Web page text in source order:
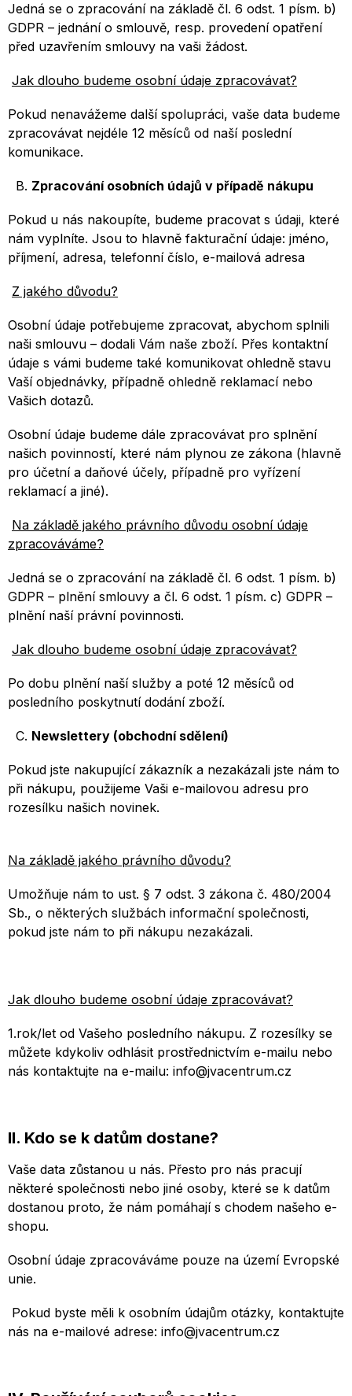
Jedná se o zpracování na základě čl. 6 odst. 1 písm. b)
GDPR – jednání o smlouvě, resp. provedení opatření
před uzavřením smlouvy na vaši žádost.
Jak dlouho budeme osobní údaje zpracovávat?
Pokud nenavážeme další spolupráci, vaše data budeme
zpracovávat nejdéle 12 měsíců od naší poslední
komunikace.
B. Zpracování osobních údajů v případě nákupu
Pokud u nás nakoupíte, budeme pracovat s údaji, které
nám vyplníte. Jsou to hlavně fakturační údaje: jméno,
příjmení, adresa, telefonní číslo, e-mailová adresa
Z jakého důvodu?
Osobní údaje potřebujeme zpracovat, abychom splnili
naši smlouvu – dodali Vám naše zboží. Přes kontaktní
údaje s vámi budeme také komunikovat ohledně stavu
Vaší objednávky, případně ohledně reklamací nebo
Vašich dotazů.
Osobní údaje budeme dále zpracovávat pro splnění
našich povinností, které nám plynou ze zákona (hlavně
pro účetní a daňové účely, případně pro vyřízení
reklamací a jiné).
Na základě jakého právního důvodu osobní údaje
zpracováváme?
Jedná se o zpracování na základě čl. 6 odst. 1 písm. b)
GDPR – plnění smlouvy a čl. 6 odst. 1 písm. c) GDPR –
plnění naší právní povinnosti.
Jak dlouho budeme osobní údaje zpracovávat?
Po dobu plnění naší služby a poté 12 měsíců od
posledního poskytnutí dodání zboží.
C. Newslettery (obchodní sdělení)
Pokud jste nakupující zákazník a nezakázali jste nám to
při nákupu, použijeme Vaši e-mailovou adresu pro
rozesílku našich novinek.
Na základě jakého právního důvodu?
Umožňuje nám to ust. § 7 odst. 3 zákona č. 480/2004
Sb., o některých službách informační společnosti,
pokud jste nám to při nákupu nezakázali.
Jak dlouho budeme osobní údaje zpracovávat?
1.rok/let od Vašeho posledního nákupu. Z rozesílky se
můžete kdykoliv odhlásit prostřednictvím e-mailu nebo
nás kontaktujte na e-mailu: info@jvacentrum.cz
II. Kdo se k datům dostane?
Vaše data zůstanou u nás. Přesto pro nás pracují
některé společnosti nebo jiné osoby, které se k datům
dostanou proto, že nám pomáhají s chodem našeho e-
shopu.
Osobní údaje zpracováváme pouze na území Evropské
unie.
Pokud byste měli k osobním údajům otázky, kontaktujte
nás na e-mailové adrese: info@jvacentrum.cz